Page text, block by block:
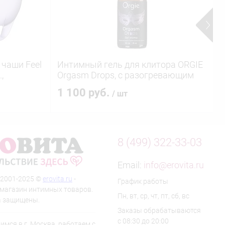
Feel
Интимный гель для клитора ORGIE
Orgasm Drops, с разогревающим
эффектом, 30 мл
1 100 руб. / шт
2025 © erovita.ru -
интимных товаров.
защищены.
8 (499) 322-33-03
Email: info@erovita.ru
График работы
Пн, вт, ср, чт, пт, сб, вс
Заказы обрабатываются
с 08:30 до 20:00